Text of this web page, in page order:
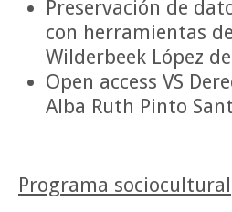
Preservación de
con herramientas
Wilderbeek López
Open access VS
Alba Ruth Pinto
Programa sociocultural